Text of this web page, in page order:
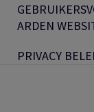
ARDEN
PRIVACY